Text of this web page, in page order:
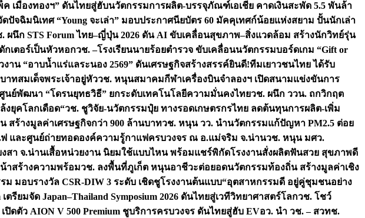
ค เมืองทองฯ” ดันไทยสู่ฮับนวัตกรรมการผลิต-บรรจุภัณฑ์เอเชีย คาดเงินสะพัด 5.5 พันล้า
จฉิมนิเทศ “Young จะเล่า” มอบประกาศนียบัตร 60 มัคคุเทศก์น้อยแห่งสยาม ปั้นนักเล่า
. ผนึก STS Forum ไทย–ญี่ปุ่น 2026 ดัน AI ขับเคลื่อนสุขภาพ–สิ่งแวดล้อม สร้างนักวิทย์รุ่น
กเตอร์เป็นหัวหอกวช. –โรงเรียนนายร้อยตำรวจ ขับเคลื่อนนวัตกรรมบอร์ดเกม “Gift or
น “อาบน้ำแร่แลระนอง 2569” ดันเศรษฐกิจสร้างสรรค์ยินดี!ทีมเยาวชนไทย ได้รับ
ทสมเด็จพระเจ้าอยู่หัววช. หนุนสมาคมกีฬาเครื่องบินจำลองฯ เปิดสนามแข่งขันการ
นย์พัฒนา “โดรนยุทธวิธี” ยกระดับเทคโนโลยีความมั่นคงไทยวช. ผนึก ววน. ถกวิกฤต
งยุคโลกเดือด“วช. ชูวิจัย-นวัตกรรมปุ๋ย ทางรอดเกษตรกรไทย ลดต้นทุนการผลิต-เพิ่ม
สร้างมูลค่าเศรษฐกิจกว่า 900 ล้านบาทวช. หนุน วว. นำนวัตกรรมแก้ปัญหา PM2.5 ต่อย
และศูนย์ถ่ายทอดองค์ความรู้กาแฟครบวงจร ณ อ.แม่จริม จ.น่านวช. หนุน มศว.
สา จ.น่านเสื้อหน่วยงาน นิยมใช้แบบไหน พร้อมแชร์พิกัดโรงงานสั่งผลิตฟันสวย สุขภาพดี
น้าสร้างความพร้อมวช. ลงพื้นที่ภูเก็ต หนุนอาชีวะต่อยอดนวัตกรรมท้องถิ่น สร้างมูลค่าเชิง
ม มอบรางวัล CSR-DIW 3 ระดับ เชิดชูโรงงานต้นแบบ“อุตสาหกรรมดี อยู่คู่ชุมชนอย่าง
ตรียมจัด Japan–Thailand Symposium 2026 ดันไทยสู่เวทีวิทยาศาสตร์โลกวช. โชว์
เปิดตัว AION V 500 Premium ชูบริการครบวงจร ดันไทยสู่ฮับ EVอว. นำ วช. – สวทช.